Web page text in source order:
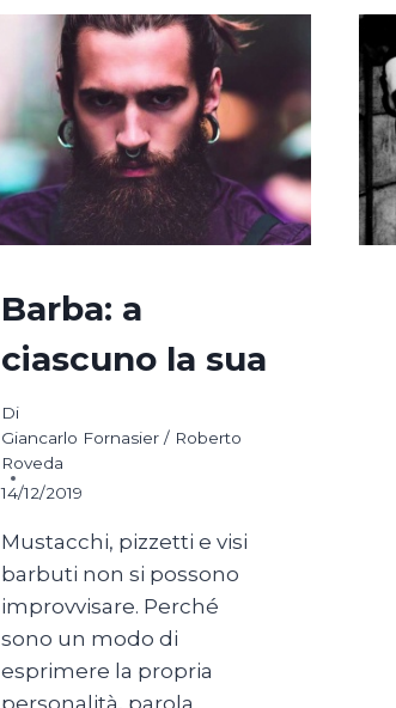
Barba: a
ciascuno la sua
Di
Giancarlo Fornasier / Roberto
Roveda
14/12/2019
Mustacchi, pizzetti e visi
barbuti non si possono
improvvisare. Perché
sono un modo di
esprimere la propria